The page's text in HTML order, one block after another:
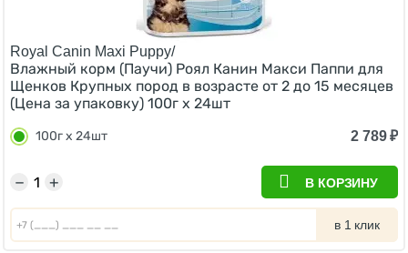
Royal Canin Maxi Puppy/
Влажный корм (Паучи) Роял Канин Макси Паппи для
Щенков Крупных пород в возрасте от 2 до 15 месяцев
(Цена за упаковку) 100г х 24шт
100г х 24шт 2 789₽
+
− В КОРЗИНУ
в 1 клик